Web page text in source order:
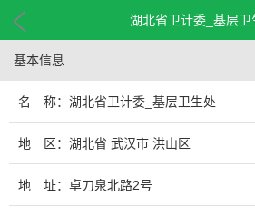
湖北省卫计委_基层卫
基本信息
名 称：湖北省卫计委_基层卫生处
地 区：湖北省 武汉市 洪山区
地 址：卓刀泉北路2号